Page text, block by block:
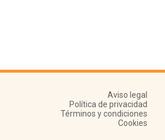
Aviso legal
Política de privacidad
Términos y condiciones
Cookies